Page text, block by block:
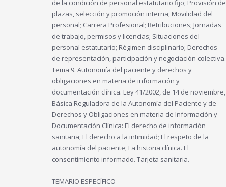
de la condición de personal estatutario fijo; Provisión de
plazas, selección y promoción interna; Movilidad del
personal; Carrera Profesional; Retribuciones; Jornadas
de trabajo, permisos y licencias; Situaciones del
personal estatutario; Régimen disciplinario; Derechos
de representación, participación y negociación colectiva.
Tema 9. Autonomía del paciente y derechos y
obligaciones en materia de información y
documentación clínica. Ley 41/2002, de 14 de noviembre,
Básica Reguladora de la Autonomía del Paciente y de
Derechos y Obligaciones en materia de Información y
Documentación Clínica: El derecho de información
sanitaria; El derecho a la intimidad; El respeto de la
autonomía del paciente; La historia clínica. El
consentimiento informado. Tarjeta sanitaria.
TEMARIO ESPECÍFICO